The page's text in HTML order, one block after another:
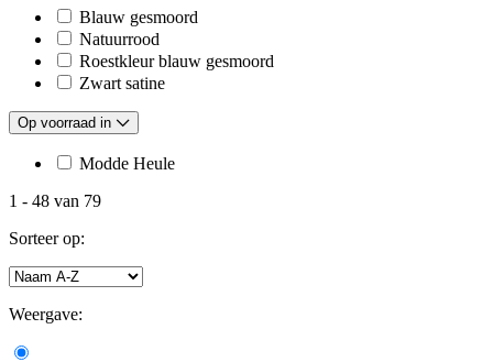
Blauw gesmoord
Natuurrood
Roestkleur blauw gesmoord
Zwart satine
Op voorraad in
Modde Heule
1 - 48 van 79
Sorteer op:
Weergave: